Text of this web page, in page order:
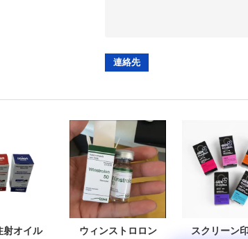
射オイル
ウィンストロロン
スクリーン